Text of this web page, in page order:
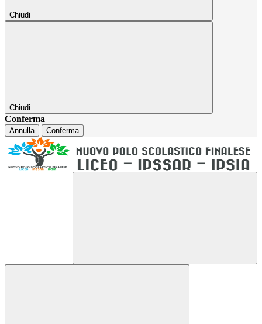
Chiudi
Chiudi
Conferma
Annulla Conferma